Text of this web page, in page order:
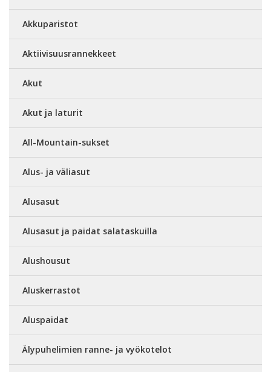
Akkuparistot
Aktiivisuusrannekkeet
Akut
Akut ja laturit
All-Mountain-sukset
Alus- ja väliasut
Alusasut
Alusasut ja paidat salataskuilla
Alushousut
Aluskerrastot
Aluspaidat
Älypuhelimien ranne- ja vyökotelot